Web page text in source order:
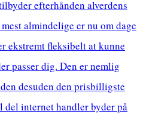
efterhånden alverdens
almindelige er nu om dage
ekstremt fleksibelt at kunne
passer dig. Den er nemlig
desuden den prisbilligste
internet handler byder på